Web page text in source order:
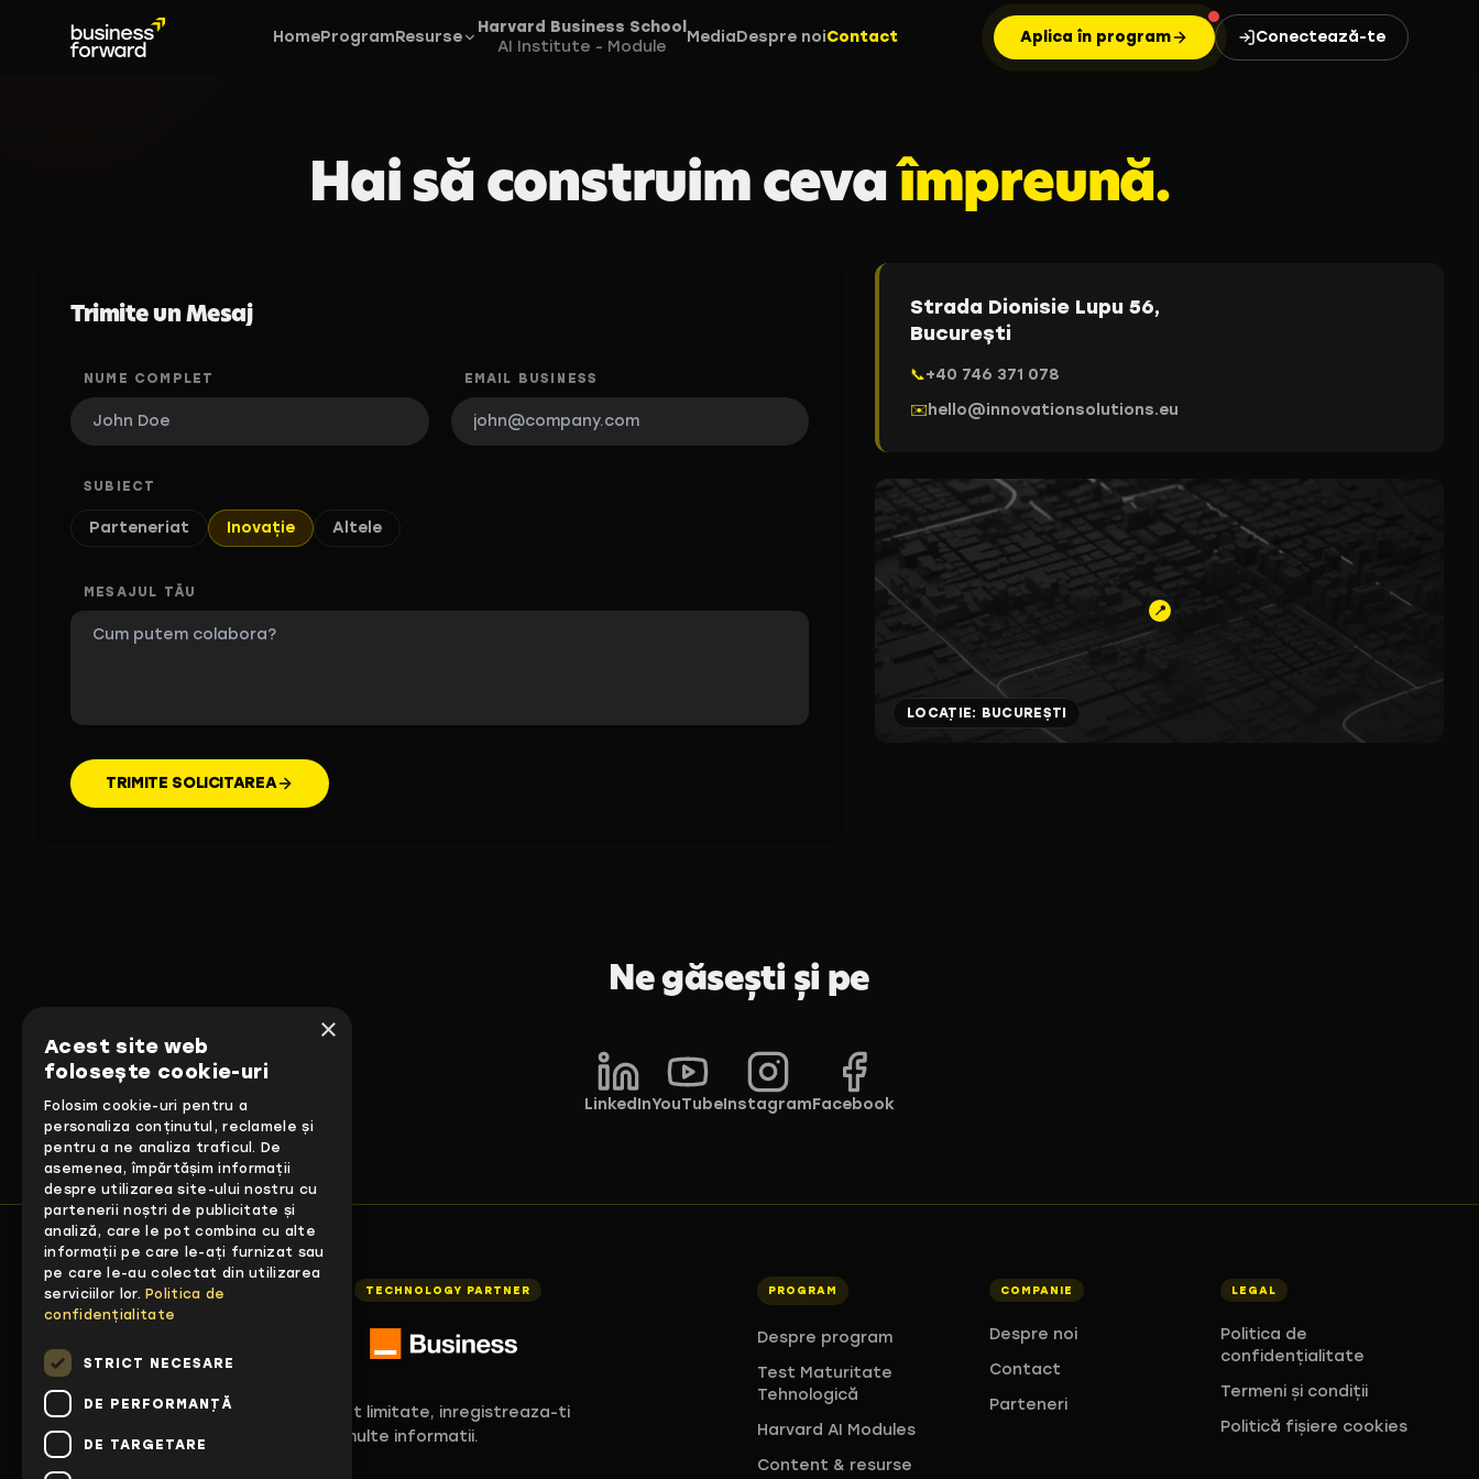
HomeProgramResurse
Harvard Business School
AI Institute - Module
MediaDespre noiContact Aplica în program Conectează-te
Hai să construim cevaîmpreună.
Trimite un Mesaj
NUME COMPLET EMAIL BUSINESS
SUBIECT
Parteneriat Inovație Altele
MESAJUL TĂU
TRIMITE SOLICITAREA
Strada Dionisie Lupu 56,
București
📞+40 746 371 078
✉️ hello@innovationsolutions.eu
📍
LOCAȚIE: BUCUREȘTI
Ne găsești și pe
LinkedInYouTubeInstagramFacebook
INITIATED BY POWERED BY TECHNOLOGY PARTNER
Programul este gratuit, locurile sunt limitate, inregistreaza-ti
interesul si fii primul care afla mai multe informatii.
PROGRAM
Despre program
Test Maturitate
Tehnologică
Harvard AI Modules
Content & resurse
COMPANIE
Despre noi
Contact
Parteneri
LEGAL
Politica de
confidențialitate
Termeni și condiții
Politică fișiere cookies
×
Acest site web
folosește cookie-uri
Folosim cookie-uri pentru a
personaliza conținutul, reclamele și
pentru a ne analiza traficul. De
asemenea, împărtășim informații
despre utilizarea site-ului nostru cu
partenerii noștri de publicitate și
analiză, care le pot combina cu alte
informații pe care le-ați furnizat sau
pe care le-au colectat din utilizarea
serviciilor lor. Politica de
confidențialitate
STRICT NECESARE
DE PERFORMANȚĂ
DE TARGETARE